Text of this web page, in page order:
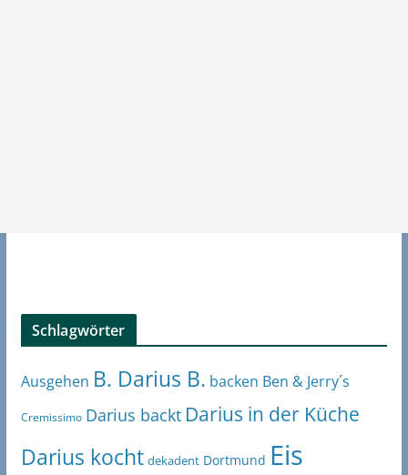
Schlagwörter
Ausgehen B. Darius B. backen Ben & Jerry´s
Cremissimo Darius backt Darius in der Küche
Darius kocht dekadent Dortmund Eis